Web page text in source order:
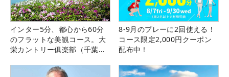
インター5分、都心から60分
のフラットな美観コース。大
栄カントリー俱楽部（千葉
8-9月のプレーに2回使える！
コース限定2,000円クーポン
配布中！